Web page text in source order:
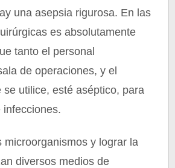
una asepsia rigurosa. En las
es absolutamente
tanto el personal
de operaciones, y el
se utilice, esté aséptico, para
infecciones.
microorganismos y lograr la
diversos medios de